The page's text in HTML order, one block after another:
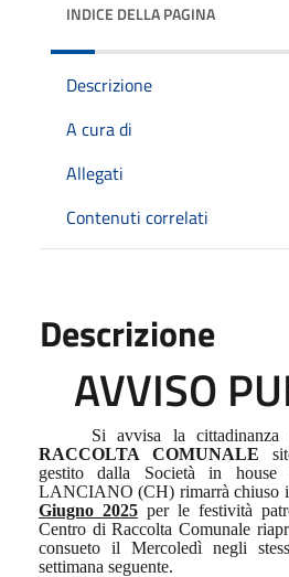
INDICE DELLA PAGINA
Descrizione
A cura di
Allegati
Contenuti correlati
Descrizione
AVVISO
Si avvisa la
RACCOLTA COMUNALE
gestito dalla Società in
LANCIANO (CH) rimarrà chiuso
Giugno 2025 per le festività
Centro di Raccolta Comunale
consueto il Mercoledì negli
settimana seguente.